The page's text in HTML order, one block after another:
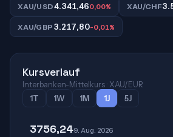
XAU/USD4.341,460,00% XAU/CHF
XAU/GBP 3.217,80-0,01%
Kursverlauf
Interbanken-Mittelkurs · XAU/EUR
1T
1W 1M 1J 5J
3756,249. Aug. 2026